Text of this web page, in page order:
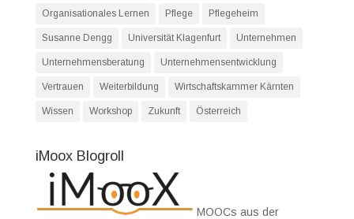
Organisationales Lernen Pflege Pflegeheim
Susanne Dengg Universität Klagenfurt Unternehmen
Unternehmensberatung Unternehmensentwicklung
Vertrauen Weiterbildung Wirtschaftskammer Kärnten
Wissen Workshop Zukunft Österreich
iMoox Blogroll
MOOCs aus der